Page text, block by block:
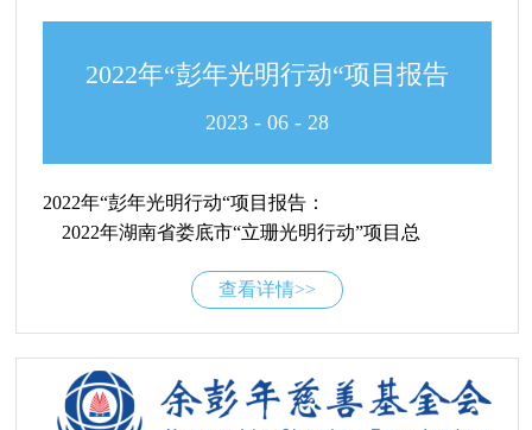
2022年“彭年光明行动“项目报告
2023 - 06 - 28
2022年“彭年光明行动“项目报告：
2022年湖南省娄底市“立珊光明行动”项目总
市“彭年光明行动”项目总结.pdf
查看详情>>